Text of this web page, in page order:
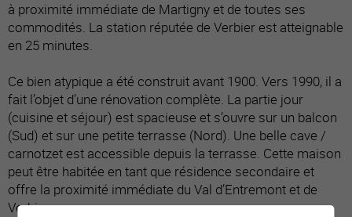
à proximité immédiate de Martigny et de toutes ses
commodités. La station réputée de Verbier est atteignable
en 25 minutes.
Ce bien atypique a été construit avant 1900. Vers 1990, il a
fait l’objet d’une rénovation complète. La partie jour
(cuisine et séjour) est spacieuse et s’ouvre sur un balcon
(Sud) et sur une petite terrasse (Nord). Une belle cave /
carnotzet est accessible depuis la terrasse. Cette maison
peut être habitée en tant que résidence secondaire et
offre la proximité immédiate du Val d’Entremont et de
Verbier.